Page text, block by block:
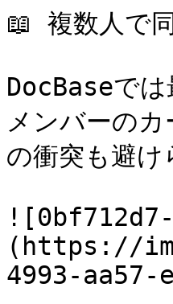
📖 複数人で
DocBaseで
メンバーの
の衝突も避
(https://
4993-aa57-